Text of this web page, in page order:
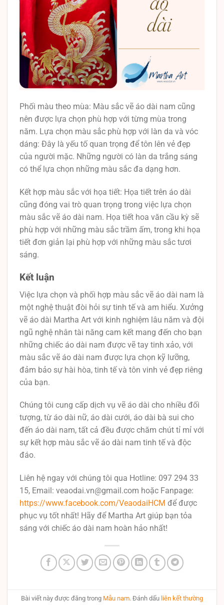
Phối màu theo mùa: Màu sắc vẽ áo dài nam cũng
nên được lựa chọn phù hợp với từng mùa trong
năm. Lựa chọn màu sắc phù hợp với làn da và vóc
dáng: Đây là yếu tố quan trọng để tôn lên vẻ đẹp
của người mặc. Những người có làn da trắng sáng
có thể lựa chọn những màu sắc đa dạng hơn.
Kết hợp màu sắc với họa tiết: Họa tiết trên áo dài
cũng đóng vai trò quan trọng trong việc lựa chọn
màu sắc vẽ áo dài nam. Họa tiết hoa văn cầu kỳ sẽ
phù hợp với những màu sắc trầm ấm, trong khi họa
tiết đơn giản lại phù hợp với những màu sắc tươi
sáng.
Kết luận
Việc lựa chọn và phối hợp màu sắc vẽ áo dài nam là
một nghệ thuật đòi hỏi sự tinh tế và am hiểu. Xưởng
vẽ áo dài Martha Art với kinh nghiệm lâu năm và đội
ngũ nghệ nhân tài năng cam kết mang đến cho bạn
những chiếc áo dài nam được vẽ tay tinh xảo, với
màu sắc vẽ áo dài nam được lựa chọn kỹ lưỡng,
đảm bảo sự hài hòa, tinh tế và tôn vinh vẻ đẹp riêng
của bạn.
Chúng tôi cung cấp dịch vụ vẽ áo dài cho nhiều đối
tượng, từ áo dài nữ, áo dài cưới, áo dài bà sui cho
đến áo dài nam, tất cả đều được chăm chút tỉ mỉ với
sự kết hợp màu sắc vẽ áo dài nam tinh tế và độc
đáo.
Liên hệ ngay với chúng tôi qua Hotline: 097 294 33
15, Email: veaodai.vn@gmail.com hoặc Fanpage:
https://www.facebook.com/VeaodaiHCM để được
phục vụ tốt nhất! Hãy để Martha Art giúp bạn tỏa
sáng với chiếc áo dài nam hoàn hảo nhất!
Bài viết này được đăng trong Mẫu nam. Đánh dấu liên kết thường